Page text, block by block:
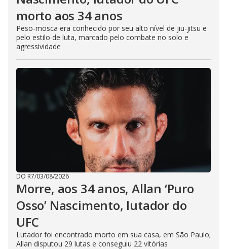
morto aos 34 anos
Peso-mosca era conhecido por seu alto nível de jiu-jitsu e
pelo estilo de luta, marcado pelo combate no solo e
agressividade
DO R7/03/08/2026
Morre, aos 34 anos, Allan ‘Puro
Osso’ Nascimento, lutador do
UFC
Lutador foi encontrado morto em sua casa, em São Paulo;
Allan disputou 29 lutas e conseguiu 22 vitórias